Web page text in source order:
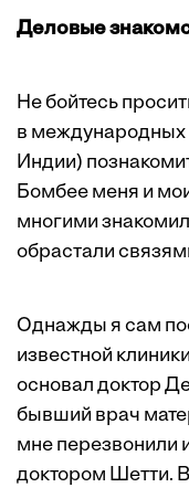
Деловые
Не бойтесь
в международных
Индии)
Бомбее меня и
многими
обрастали
Однажды я сам
известной
основал доктор
бывший врач
мне перезвонили
доктором Шетти.